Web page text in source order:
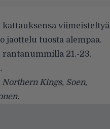
kattauksensa viimeisteltyä
jaottelu tuosta alempaa.
21.-23.
.
Kings, Soen,